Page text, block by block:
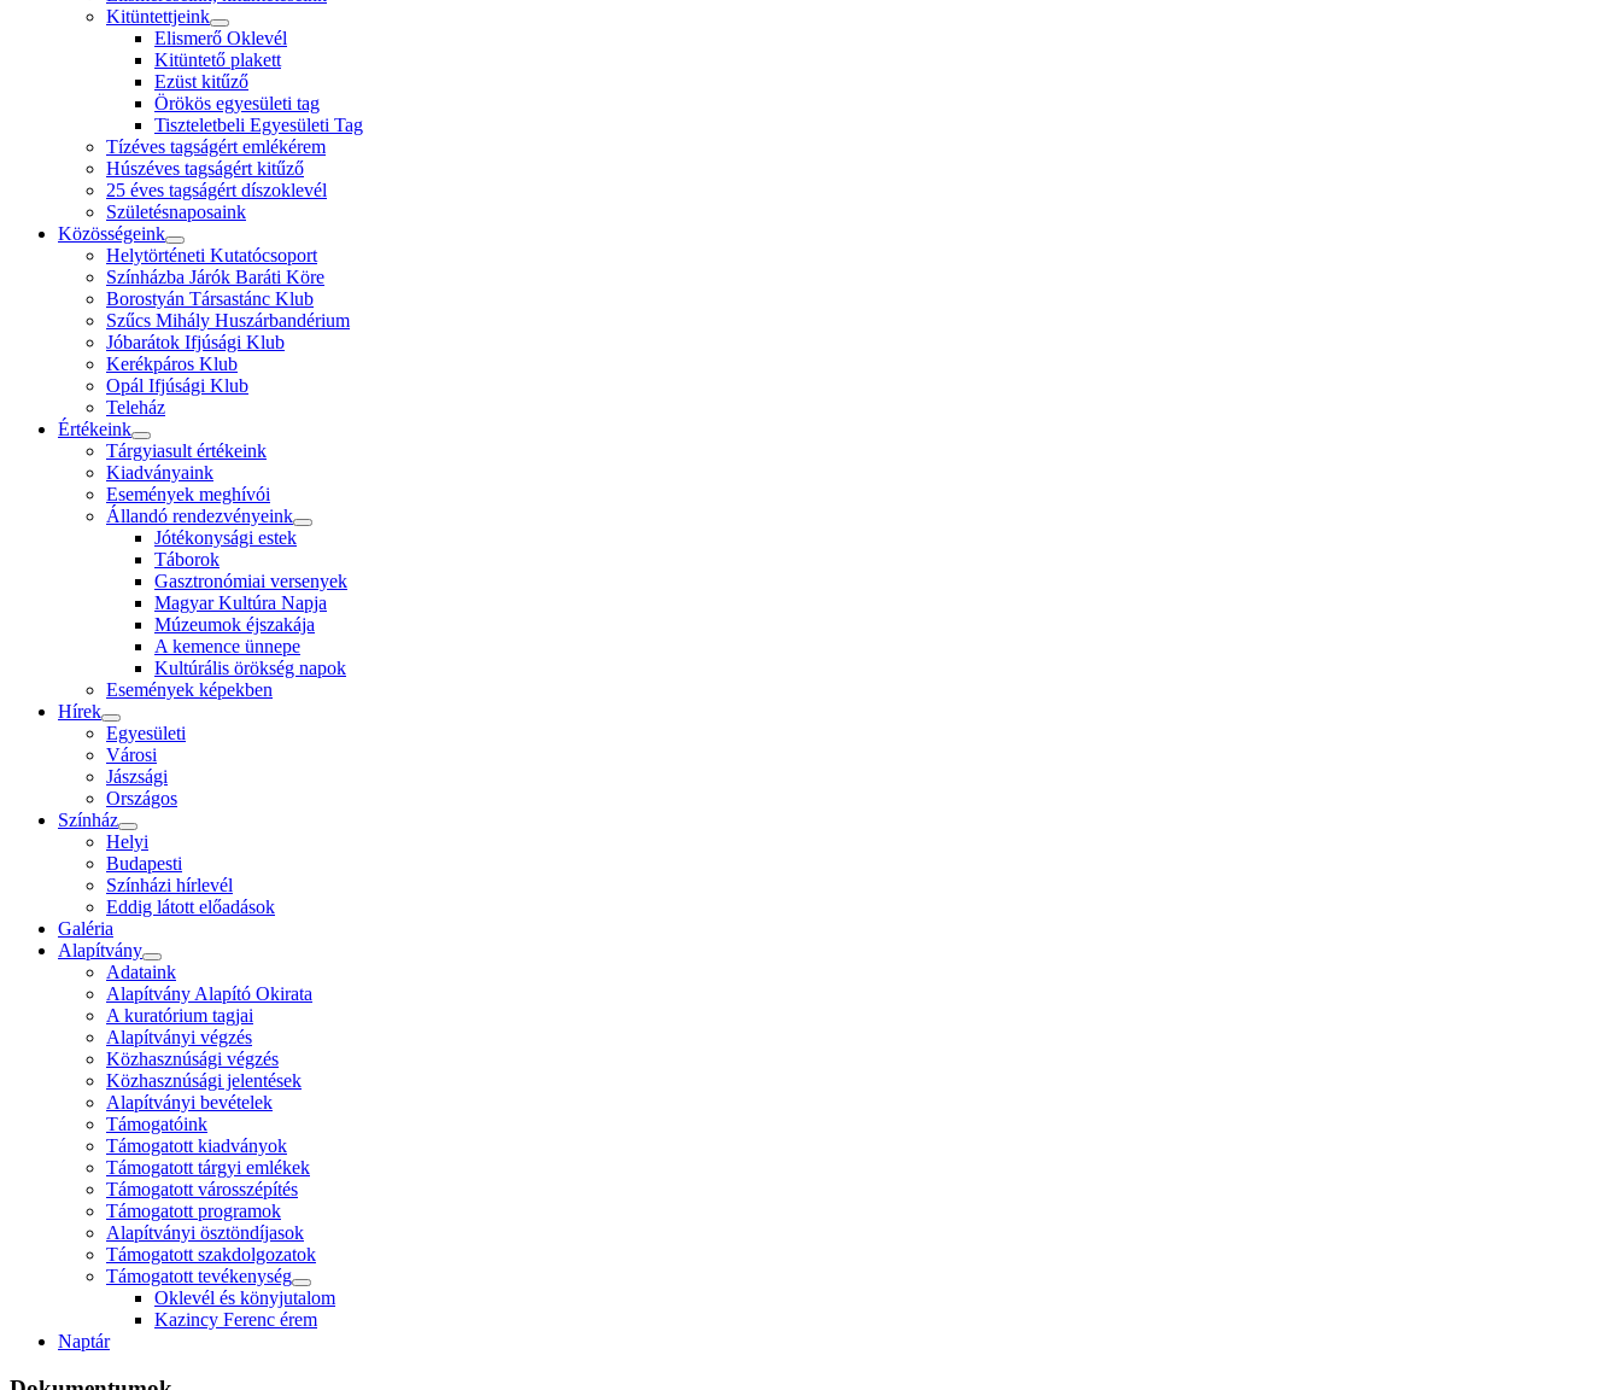
Kitüntettjeink
Elismerő Oklevél
Kitüntető plakett
Ezüst kitűző
Örökös egyesületi tag
Tiszteletbeli Egyesületi Tag
Tízéves tagságért emlékérem
Húszéves tagságért kitűző
25 éves tagságért díszoklevél
Születésnaposaink
Közösségeink
Helytörténeti Kutatócsoport
Színházba Járók Baráti Köre
Borostyán Társastánc Klub
Szűcs Mihály Huszárbandérium
Jóbarátok Ifjúsági Klub
Kerékpáros Klub
Opál Ifjúsági Klub
Teleház
Értékeink
Tárgyiasult értékeink
Kiadványaink
Események meghívói
Állandó rendezvényeink
Jótékonysági estek
Táborok
Gasztronómiai versenyek
Magyar Kultúra Napja
Múzeumok éjszakája
A kemence ünnepe
Kultúrális örökség napok
Események képekben
Hírek
Egyesületi
Városi
Jászsági
Országos
Színház
Helyi
Budapesti
Színházi hírlevél
Eddig látott előadások
Galéria
Alapítvány
Adataink
Alapítvány Alapító Okirata
A kuratórium tagjai
Alapítványi végzés
Közhasznúsági végzés
Közhasznúsági jelentések
Alapítványi bevételek
Támogatóink
Támogatott kiadványok
Támogatott tárgyi emlékek
Támogatott városszépítés
Támogatott programok
Alapítványi ösztöndíjasok
Támogatott szakdolgozatok
Támogatott tevékenység
Oklevél és könyjutalom
Kazincy Ferenc érem
Naptár